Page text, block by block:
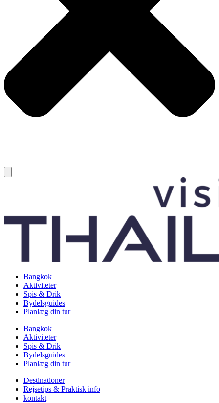
Bangkok
Aktiviteter
Spis & Drik
Bydelsguides
Planlæg din tur
Bangkok
Aktiviteter
Spis & Drik
Bydelsguides
Planlæg din tur
Destinationer
Rejsetips & Praktisk info
kontakt